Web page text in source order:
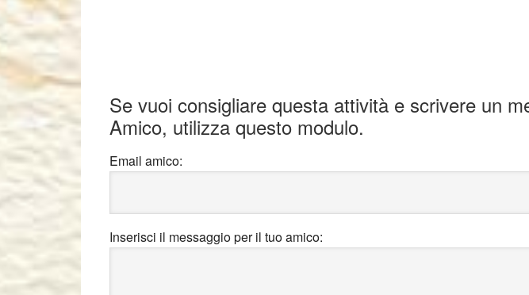
Se vuoi consigliare questa attività e scrivere un
Amico, utilizza questo modulo.
Email amico:
Inserisci il messaggio per il tuo amico: